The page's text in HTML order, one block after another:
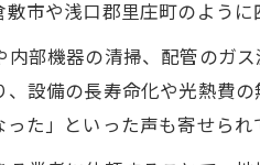
市や浅口郡里庄町のよう
部機器の清掃、配管のガ
設備の長寿命化や光熱費
た」といった声も寄せられ